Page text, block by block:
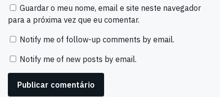
Guardar o meu nome, email e site neste navegador
para a próxima vez que eu comentar.
Notify me of follow-up comments by email.
Notify me of new posts by email.